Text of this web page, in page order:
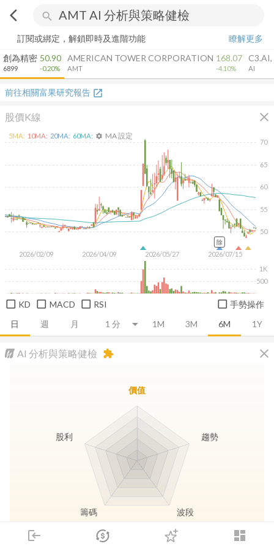
arrow_back_ios search
login dashboard
市場 登入
訂閱或綁定，解鎖即時及進階功能
瞭解更多
創為精密
6899
50.90
-0.20%
AMERICAN TOWER CORPORATION
AMT
168.07
-4.10%
C3.AI,
AI
前往相關富果研究報告 open_in_new
股價K線 close
日 週 月 1M 3M 6M 1Y
2026/02/09 2026/04/09 2026/05/27 2026/07/15
50
55
60
65
70
500
1K
5MA: 10MA: 20MA: 60MA: settings MA 設定
除
KD MACD RSI 手勢操作
AI 分析與策略健檢 close
extension
趨勢動能 波段訊號
價值
趨勢
波段
籌碼
股利